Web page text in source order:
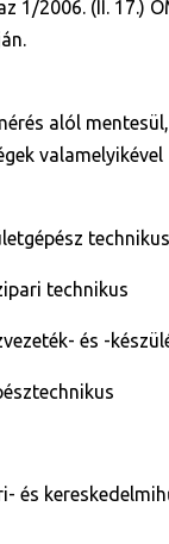
1/2006. (II. 17.)
alól
valamelyikével
technikus
technikus
és -
és